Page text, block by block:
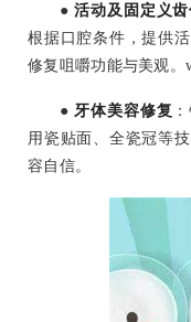
●活动及固定义齿
根据口腔条件，提供
修复咀嚼功能与美观。
● 牙体美容修复
用瓷贴面、全瓷冠等
容自信。